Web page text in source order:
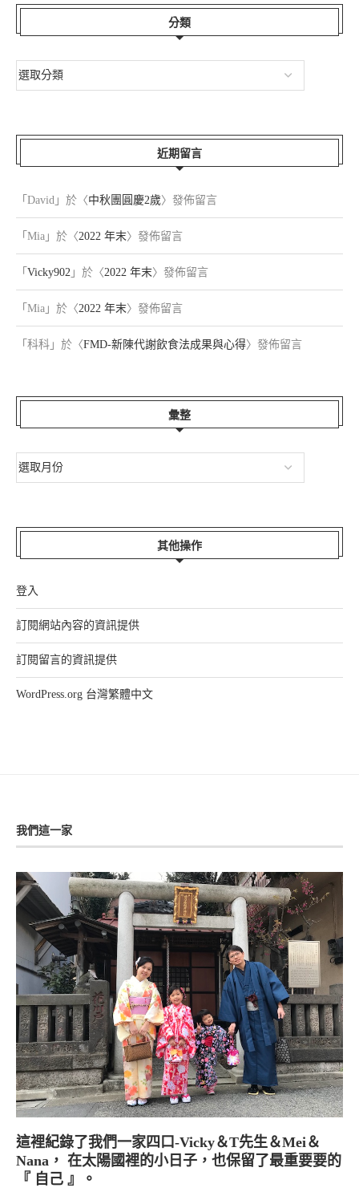
分類
近期留言
「 David 」於〈中秋團圓慶2歲〉發佈留言
「 Mia 」於〈2022 年末〉發佈留言
「 Vicky902 」於〈2022 年末〉發佈留言
「 Mia 」於〈2022 年末〉發佈留言
「 科科 」於〈FMD-新陳代謝飲食法成果與心得〉發佈留言
彙整
其他操作
登入
訂閱網站內容的資訊提供
訂閱留言的資訊提供
WordPress.org 台灣繁體中文
我們這一家
這裡紀錄了我們一家四口-Vicky＆T先生＆Mei＆
Nana， 在太陽國裡的小日子，也保留了最重要要的
『 自己 』。